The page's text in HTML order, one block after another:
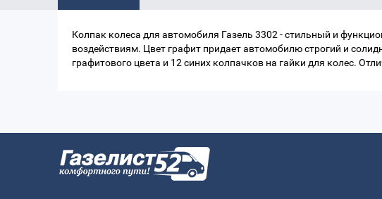
Колпак колеса для автомобиля Газель 3302 - стильный и
воздействиям. Цвет графит придает автомобилю строгий и
графитового цвета и 12 синих колпачков на гайки для колес.